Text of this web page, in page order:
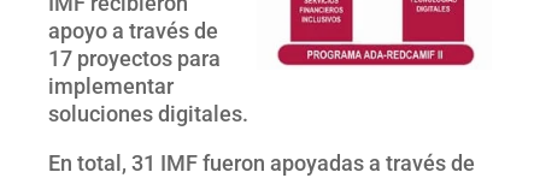
apoyo a través de
17 proyectos para
implementar
soluciones digitales.
En total, 31 IMF fueron apoyadas a través de